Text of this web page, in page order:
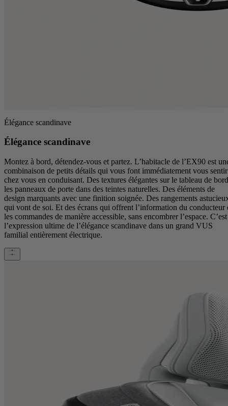
Élégance scandinave
Élégance scandinave
Montez à bord, détendez-vous et partez. L’habitacle de l’EX90 est
combinaison de petits détails qui vous font immédiatement vous sentir
chez vous en conduisant. Des textures élégantes sur le tableau de
les panneaux de porte dans des teintes naturelles. Des éléments de
design marquants avec une finition soignée. Des rangements
qui vont de soi. Et des écrans qui offrent l’information du conducteur
les commandes de manière accessible, sans encombrer l’espace. C’est
l’expression ultime de l’élégance scandinave dans un grand VUS
familial entièrement électrique.